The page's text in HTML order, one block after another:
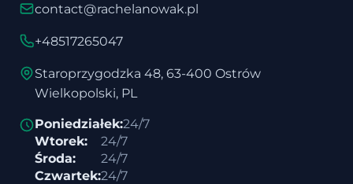
contact@rachelanowak.pl
+48517265047
Staroprzygodzka 48, 63-400 Ostrów
Wielkopolski, PL
Poniedziałek:24/7
Wtorek:
24/7
Środa:
24/7
Czwartek:24/7